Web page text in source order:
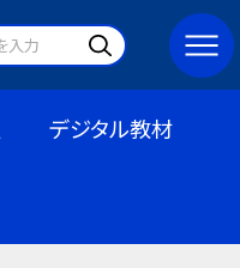
デジタル教材